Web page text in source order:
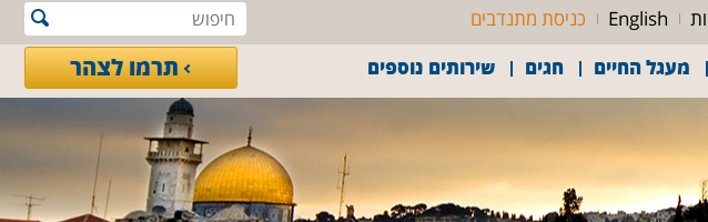
English
כניסת מתנדבים
מעגל החיים חגים שירותים נוספים תרמו לצהר